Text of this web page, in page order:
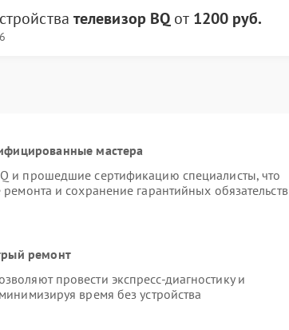
телевизор BQ от 1200 руб.
мастера
и прошедшие сертификацию специалисты, что
и сохранение гарантийных обязательств
ремонт
провести экспресс-диагностику и
время без устройства